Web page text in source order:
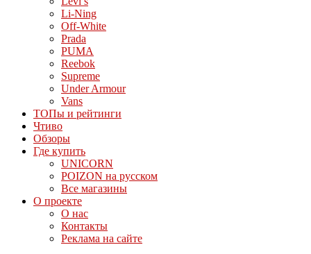
Li-Ning
Off-White
Prada
PUMA
Reebok
Supreme
Under Armour
Vans
ТОПы и рейтинги
Чтиво
Обзоры
Где купить
UNICORN
POIZON на русском
Все магазины
О проекте
О нас
Контакты
Реклама на сайте